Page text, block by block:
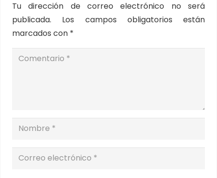
Tu dirección de correo electrónico no será
publicada.
Los campos obligatorios están
marcados con *